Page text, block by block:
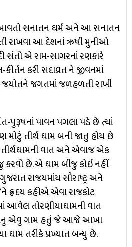
સનાતન ઘર્મ અને આ સનાતન
રાખવા આ દેશનાં ઋષી મુનીઓ
એ રામ-સાગરનાં રણકારે
કરી સદાવ્રત ને જીવનમાં
જયોતને જગતમાં જળહળતી રાખી
પુરૂષનાં પાવન પગલા પડે છે ત્‍યાં
મોટું તીર્થ ઘામ બની જાતુ હોય છે
વાત અને એવાજ એક
કરવો છે. એ ઘામ બીજુ કોઇ નહીં
રાજયમાંય સૌરાષ્ટ્ર અને
હ્વદય કહીએ એવા રાજકોટ
આવેલ તોરણીયાઘામની વાત
એવુ ગામ હતું જે આજે આખા
ઘામ તરીકે પ્રખ્‍યાત બન્‍યુ છે.